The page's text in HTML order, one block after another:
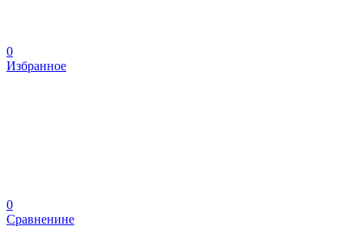
0
Избранное
0
Сравненине